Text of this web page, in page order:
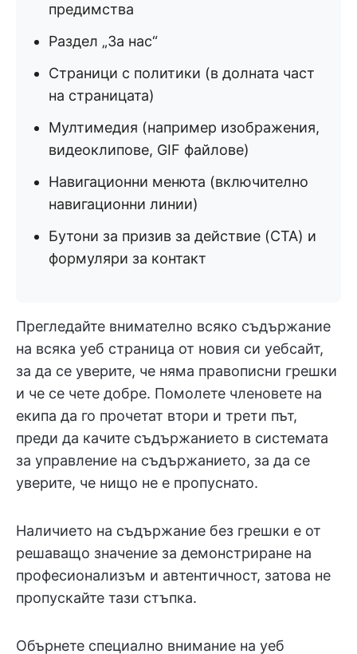
предимства
Раздел „За нас“
Страници с политики (в долната част
на страницата)
Мултимедия (например изображения,
видеоклипове, GIF файлове)
Навигационни менюта (включително
навигационни линии)
Бутони за призив за действие (CTA) и
формуляри за контакт
Прегледайте внимателно всяко съдържание
на всяка уеб страница от новия си уебсайт,
за да се уверите, че няма правописни грешки
и че се чете добре. Помолете членовете на
екипа да го прочетат втори и трети път,
преди да качите съдържанието в системата
за управление на съдържанието, за да се
уверите, че нищо не е пропуснато.
Наличието на съдържание без грешки е от
решаващо значение за демонстриране на
професионализъм и автентичност, затова не
пропускайте тази стъпка.
Обърнете специално внимание на уеб